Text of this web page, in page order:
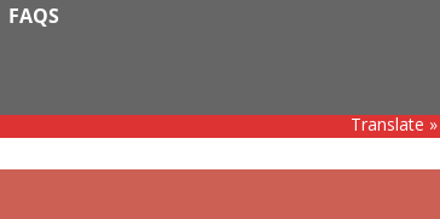
FAQS
Translate »